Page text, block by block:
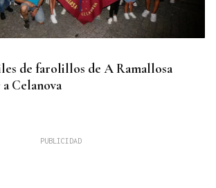
de farolillos de A Ramallosa
Celanova